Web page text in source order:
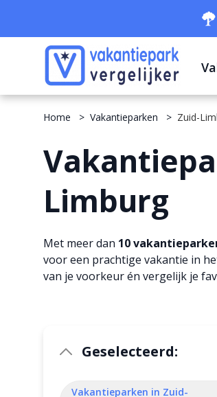
Home Vakantieparken Zuid-
Limburg
Met meer dan 10
voor een prachtige vakantie in
van je voorkeur én vergelijk je
Geselecteerd:
Vakantieparken in Zuid-